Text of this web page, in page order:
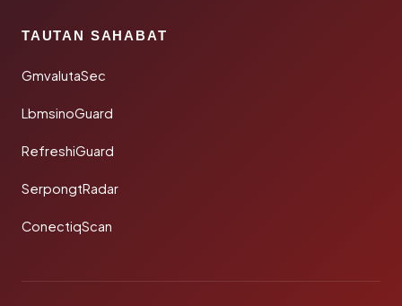
TAUTAN SAHABAT
GmvalutaSec
LbmsinoGuard
RefreshiGuard
SerpongtRadar
ConectiqScan